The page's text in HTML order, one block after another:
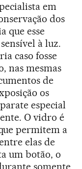
em
dos
que esse
à luz.
caso fosse
nas mesmas
de
os
especial
O vidro é
permitem a
elas de
um botão, o